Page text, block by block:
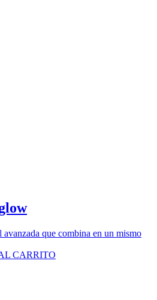
que combina en un mismo
CARRITO